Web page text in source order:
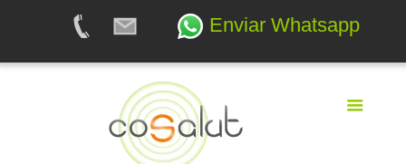
Enviar Whatsapp